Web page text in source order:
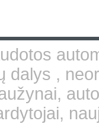
dalys ,